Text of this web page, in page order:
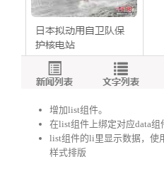
增加list组件。
在list组件上绑定对应data组
list组件的li里显示数据，使
样式排版